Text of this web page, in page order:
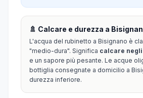
🚿 Calcare e durezza a
L'acqua del rubinetto a Bisignano è
"medio-dura". Significa calcare
e un sapore più pesante. Le acque
bottiglia consegnate a domicilio a
durezza inferiore.